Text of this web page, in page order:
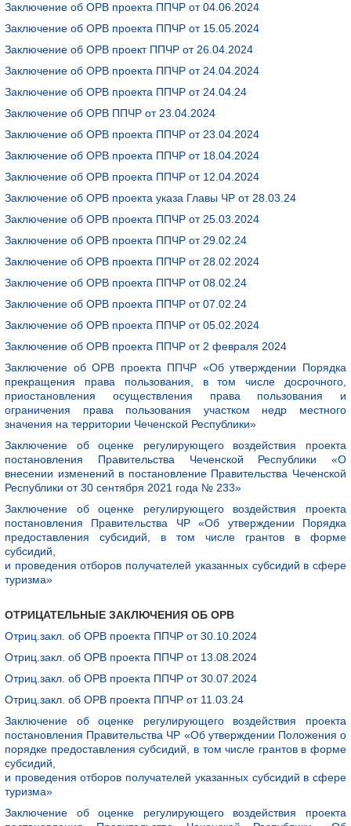
Заключение об ОРВ проекта ППЧР от 04.06.2024
Заключение об ОРВ проекта ППЧР от 15.05.2024
Заключение об ОРВ проект ППЧР от 26.04.2024
Заключение об ОРВ проекта ППЧР от 24.04.2024
Заключение об ОРВ проекта ППЧР от 24.04.24
Заключение об ОРВ ППЧР от 23.04.2024
Заключение об ОРВ проекта ППЧР от 23.04.2024
Заключение об ОРВ проекта ППЧР от 18.04.2024
Заключение об ОРВ проекта ППЧР от 12.04.2024
Заключение об ОРВ проекта указа Главы ЧР от 28.03.24
Заключение об ОРВ проекта ППЧР от 25.03.2024
Заключение об ОРВ проекта ППЧР от 29.02.24
Заключение об ОРВ проекта ППЧР от 28.02.2024
Заключение об ОРВ проекта ППЧР от 08.02.24
Заключение об ОРВ проекта ППЧР от 07.02.24
Заключение об ОРВ проекта ППЧР от 05.02.2024
Заключение об ОРВ проекта ППЧР от 2 февраля 2024
Заключение об ОРВ проекта ППЧР «Об утверждении Порядка
прекращения права пользования, в том числе досрочного,
приостановления осуществления права пользования и
ограничения права пользования участком недр местного
значения на территории Чеченской Республики»
Заключение об оценке регулирующего воздействия проекта
постановления Правительства Чеченской Республики «О
внесении изменений в постановление Правительства Чеченской
Республики от 30 сентября 2021 года № 233»
Заключение об оценке регулирующего воздействия проекта
постановления Правительства ЧР «Об утверждении Порядка
предоставления субсидий, в том числе грантов в форме
субсидий,
и проведения отборов получателей указанных субсидий в сфере
туризма»
ОТРИЦАТЕЛЬНЫЕ ЗАКЛЮЧЕНИЯ ОБ ОРВ
Отриц.закл. об ОРВ проекта ППЧР от 30.10.2024
Отриц.закл. об ОРВ проекта ППЧР от 13.08.2024
Отриц.закл. об ОРВ проекта ППЧР от 30.07.2024
Отриц.закл. об ОРВ проекта ППЧР от 11.03.24
Заключение об оценке регулирующего воздействия проекта
постановления Правительства ЧР «Об утверждении Положения о
порядке предоставления субсидий, в том числе грантов в форме
субсидий,
и проведения отборов получателей указанных субсидий в сфере
туризма»
Заключение об оценке регулирующего воздействия проекта